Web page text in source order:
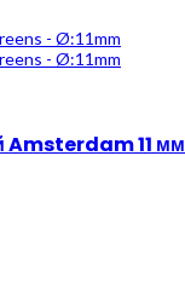
Amsterdam 11 мм